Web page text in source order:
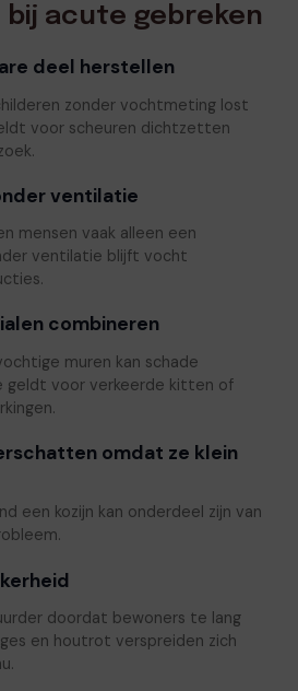
acute gebreken
deel herstellen
zonder vochtmeting lost
voor scheuren dichtzetten
ventilatie
mensen vaak alleen een
ventilatie blijft vocht
combineren
muren kan schade
geldt voor verkeerde kitten of
omdat ze klein
een kozijn kan onderdeel zijn van
doordat bewoners te lang
en houtrot verspreiden zich